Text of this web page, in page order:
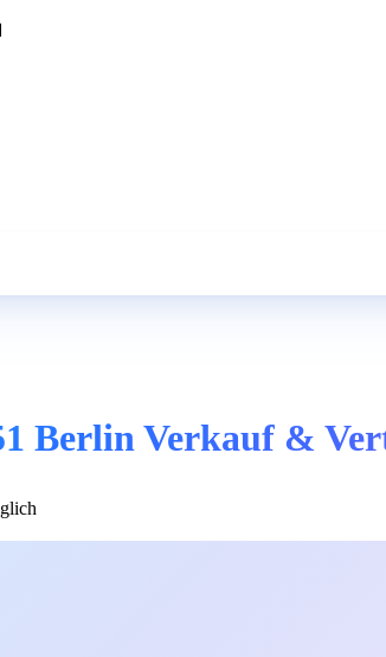
Berlin Verkauf &